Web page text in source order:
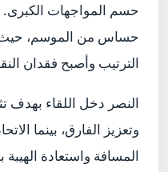
حسم المواجهات
حساس من الموسم،
الترتيب وأصبح فقدان
النصر دخل اللقاء بهدف
وتعزيز الفارق، بينما
المسافة واستعادة